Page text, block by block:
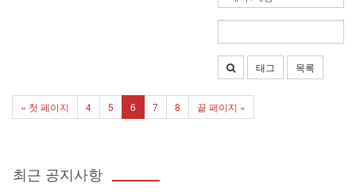
태그 목록
« 첫 페이지 4 5 6 7 8 끝 페이지 »
최근 공지사항